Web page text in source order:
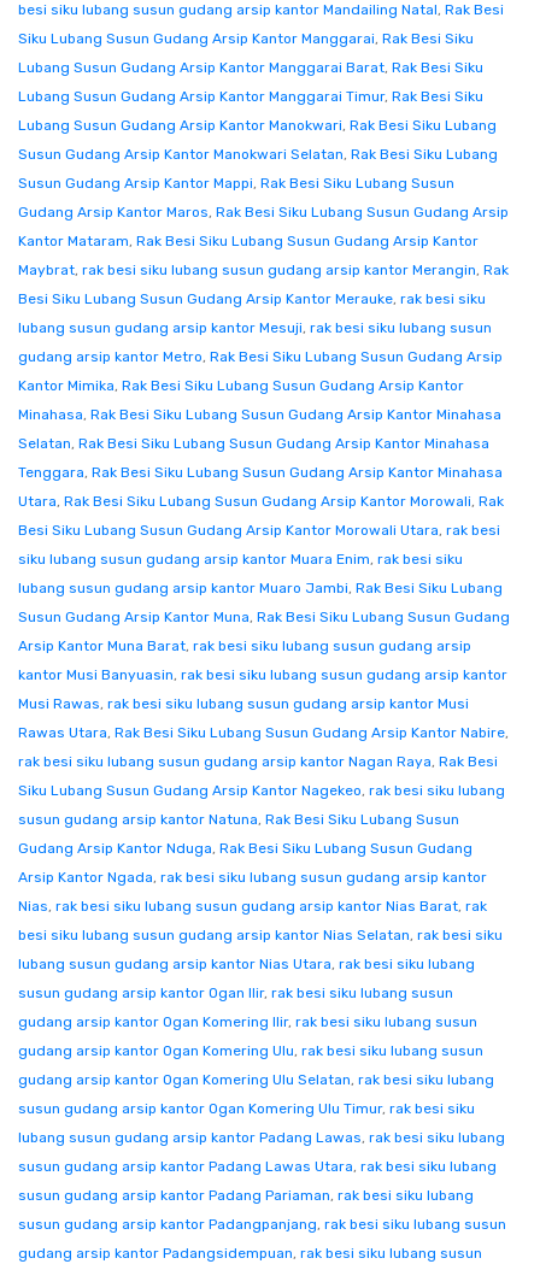
besi siku lubang susun gudang arsip kantor Mandailing Natal, Rak Besi
Siku Lubang Susun Gudang Arsip Kantor Manggarai, Rak Besi Siku
Lubang Susun Gudang Arsip Kantor Manggarai Barat, Rak Besi Siku
Lubang Susun Gudang Arsip Kantor Manggarai Timur, Rak Besi Siku
Lubang Susun Gudang Arsip Kantor Manokwari, Rak Besi Siku Lubang
Susun Gudang Arsip Kantor Manokwari Selatan, Rak Besi Siku Lubang
Susun Gudang Arsip Kantor Mappi, Rak Besi Siku Lubang Susun
Gudang Arsip Kantor Maros, Rak Besi Siku Lubang Susun Gudang Arsip
Kantor Mataram, Rak Besi Siku Lubang Susun Gudang Arsip Kantor
Maybrat, rak besi siku lubang susun gudang arsip kantor Merangin, Rak
Besi Siku Lubang Susun Gudang Arsip Kantor Merauke, rak besi siku
lubang susun gudang arsip kantor Mesuji, rak besi siku lubang susun
gudang arsip kantor Metro, Rak Besi Siku Lubang Susun Gudang Arsip
Kantor Mimika, Rak Besi Siku Lubang Susun Gudang Arsip Kantor
Minahasa, Rak Besi Siku Lubang Susun Gudang Arsip Kantor Minahasa
Selatan, Rak Besi Siku Lubang Susun Gudang Arsip Kantor Minahasa
Tenggara, Rak Besi Siku Lubang Susun Gudang Arsip Kantor Minahasa
Utara, Rak Besi Siku Lubang Susun Gudang Arsip Kantor Morowali, Rak
Besi Siku Lubang Susun Gudang Arsip Kantor Morowali Utara, rak besi
siku lubang susun gudang arsip kantor Muara Enim, rak besi siku
lubang susun gudang arsip kantor Muaro Jambi, Rak Besi Siku Lubang
Susun Gudang Arsip Kantor Muna, Rak Besi Siku Lubang Susun Gudang
Arsip Kantor Muna Barat, rak besi siku lubang susun gudang arsip
kantor Musi Banyuasin, rak besi siku lubang susun gudang arsip kantor
Musi Rawas, rak besi siku lubang susun gudang arsip kantor Musi
Rawas Utara, Rak Besi Siku Lubang Susun Gudang Arsip Kantor Nabire,
rak besi siku lubang susun gudang arsip kantor Nagan Raya, Rak Besi
Siku Lubang Susun Gudang Arsip Kantor Nagekeo, rak besi siku lubang
susun gudang arsip kantor Natuna, Rak Besi Siku Lubang Susun
Gudang Arsip Kantor Nduga, Rak Besi Siku Lubang Susun Gudang
Arsip Kantor Ngada, rak besi siku lubang susun gudang arsip kantor
Nias, rak besi siku lubang susun gudang arsip kantor Nias Barat, rak
besi siku lubang susun gudang arsip kantor Nias Selatan, rak besi siku
lubang susun gudang arsip kantor Nias Utara, rak besi siku lubang
susun gudang arsip kantor Ogan Ilir, rak besi siku lubang susun
gudang arsip kantor Ogan Komering Ilir, rak besi siku lubang susun
gudang arsip kantor Ogan Komering Ulu, rak besi siku lubang susun
gudang arsip kantor Ogan Komering Ulu Selatan, rak besi siku lubang
susun gudang arsip kantor Ogan Komering Ulu Timur, rak besi siku
lubang susun gudang arsip kantor Padang Lawas, rak besi siku lubang
susun gudang arsip kantor Padang Lawas Utara, rak besi siku lubang
susun gudang arsip kantor Padang Pariaman, rak besi siku lubang
susun gudang arsip kantor Padangpanjang, rak besi siku lubang susun
gudang arsip kantor Padangsidempuan, rak besi siku lubang susun